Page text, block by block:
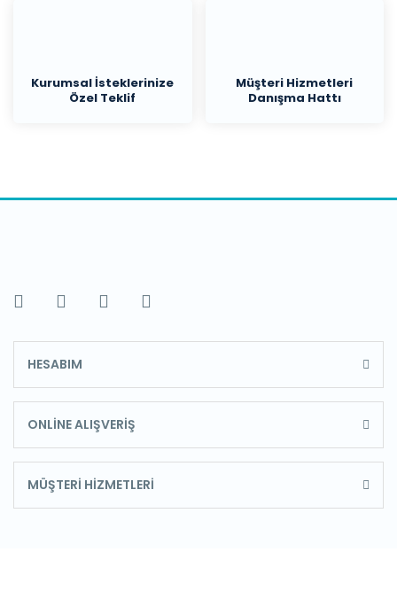
Kurumsal İsteklerinize
Özel Teklif
Müşteri Hizmetleri
Danışma Hattı
HESABIM
ONLİNE ALIŞVERİŞ
MÜŞTERİ HİZMETLERİ